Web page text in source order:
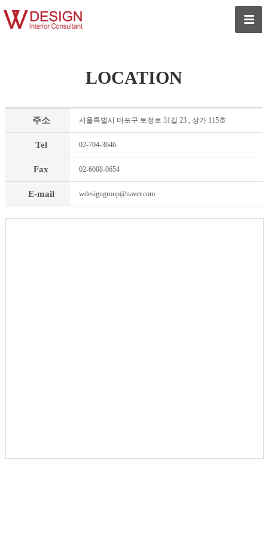
LOCATION
주소 서울특별시 마포구 토정로 31길 23 , 상가 115호
Tel 02-704-3646
Fax 02-6008-0654
E-mail wdesigngroup@naver.com